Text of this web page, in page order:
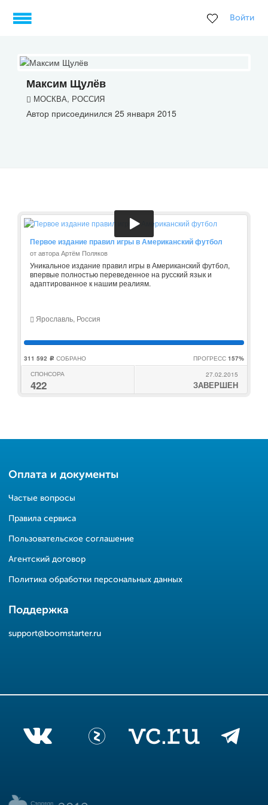
Войти
Максим Щулёв
МОСКВА, РОССИЯ
Автор присоединился 25 января 2015
Первое издание правил игры в Американский футбол
от автора Артём Поляков
Уникальное издание правил игры в Американский футбол,
впервые полностью переведенное на русский язык и
адаптированное к нашим реалиям.
Ярославль, Россия
311 592 c СОБРАНО ПРОГРЕСС 157%
СПОНСОРА
422
27.02.2015
ЗАВЕРШЕН
Оплата и документы
Частые вопросы
Правила сервиса
Пользовательское соглашение
Агентский договор
Политика обработки персональных данных
Поддержка
support@boomstarter.ru